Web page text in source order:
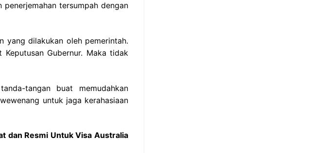
tersumpah dengan
yang dilakukan oleh pemerintah.
Gubernur. Maka tidak
tangan buat memudahkan
untuk jaga kerahasiaan
dan Resmi Untuk Visa Australia